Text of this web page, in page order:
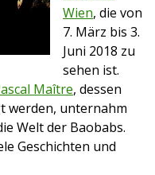
Wien, die von
7. März bis 3.
Juni 2018 zu
sehen ist.
Maître, dessen
werden, unternahm
Weltder Baobabs.
Geschichten und